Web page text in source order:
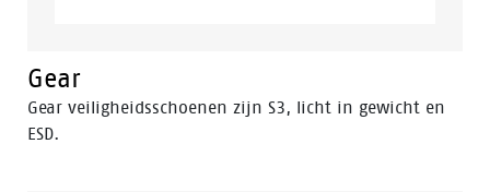
Gear
Gear veiligheidsschoenen zijn S3, licht in gewicht en
ESD.